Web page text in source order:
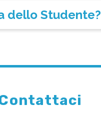
dello Studente?